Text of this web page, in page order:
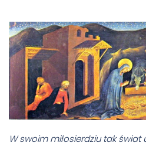
W swoim miłosierdziu tak świat